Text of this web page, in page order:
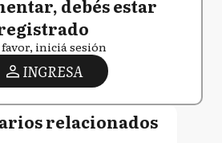
debés estar
iniciá sesión
INGRESA
relacionados